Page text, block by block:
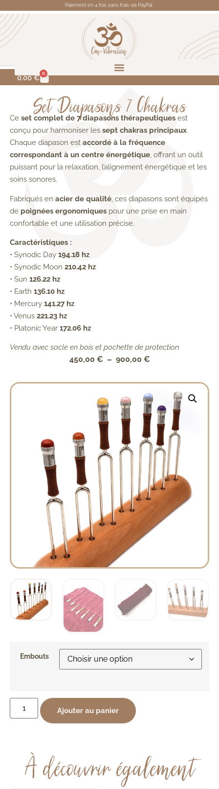
Paiement en 4 fois sans frais via PayPal
0,00€ 0
Embouts
Ajouter au panier
Set Diapasons 7 Chakras
Ce set complet de 7 diapasons thérapeutiques est
conçu pour harmoniser les sept chakras principaux.
Chaque diapason est accordé à la fréquence
correspondant à un centre énergétique, offrant un outil
puissant pour la relaxation, l’alignement énergétique et les
soins sonores.
Fabriqués en acier de qualité, ces diapasons sont équipés
de poignées ergonomiques pour une prise en main
confortable et une utilisation précise.
Caractéristiques :
• Synodic Day 194.18 hz
• Synodic Moon 210.42 hz
• Sun 126.22 hz
• Earth 136.10 hz
• Mercury 141.27 hz
• Venus 221.23 hz
• Platonic Year 172.06 hz
Vendu avec socle en bois et pochette de protection
450,00 € – 900,00 €
À découvrir également